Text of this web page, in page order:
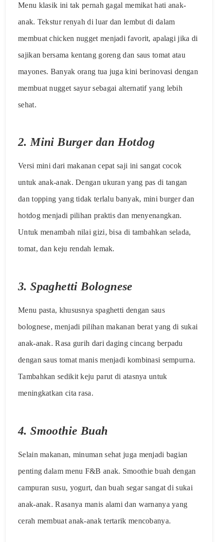
Menu klasik ini tak pernah gagal memikat hati anak-
anak. Tekstur renyah di luar dan lembut di dalam
membuat chicken nugget menjadi favorit, apalagi jika di
sajikan bersama kentang goreng dan saus tomat atau
mayones. Banyak orang tua juga kini berinovasi dengan
membuat nugget sayur sebagai alternatif yang lebih
sehat.
2.Mini Burger dan Hotdog
Versi mini dari makanan cepat saji ini sangat cocok
untuk anak-anak. Dengan ukuran yang pas di tangan
dan topping yang tidak terlalu banyak, mini burger dan
hotdog menjadi pilihan praktis dan menyenangkan.
Untuk menambah nilai gizi, bisa di tambahkan selada,
tomat, dan keju rendah lemak.
3.Spaghetti Bolognese
Menu pasta, khususnya spaghetti dengan saus
bolognese, menjadi pilihan makanan berat yang di sukai
anak-anak. Rasa gurih dari daging cincang berpadu
dengan saus tomat manis menjadi kombinasi sempurna.
Tambahkan sedikit keju parut di atasnya untuk
meningkatkan cita rasa.
4.Smoothie Buah
Selain makanan, minuman sehat juga menjadi bagian
penting dalam menu F&B anak. Smoothie buah dengan
campuran susu, yogurt, dan buah segar sangat di sukai
anak-anak. Rasanya manis alami dan warnanya yang
cerah membuat anak-anak tertarik mencobanya.